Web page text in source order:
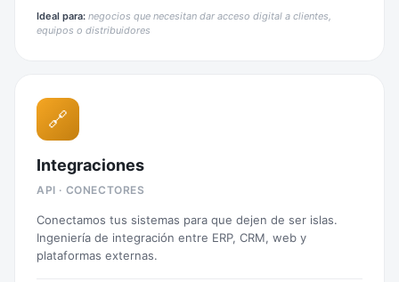
Ideal para: negocios que necesitan dar acceso digital a clientes,
equipos o distribuidores
🔗
Integraciones
API · CONECTORES
Conectamos tus sistemas para que dejen de ser islas.
Ingeniería de integración entre ERP, CRM, web y
plataformas externas.